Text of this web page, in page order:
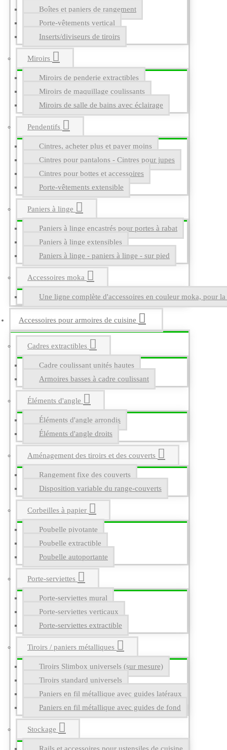
Boîtes et paniers de rangement
Porte-vêtements vertical
Inserts/diviseurs de tiroirs
Miroirs
Miroirs de penderie extractibles
Miroirs de maquillage coulissants
Miroirs de salle de bains avec éclairage
Pendentifs
Cintres, acheter plus et payer moins
Cintres pour pantalons - Cintres pour jupes
Cintres pour bottes et accessoires
Porte-vêtements extensible
Paniers à linge
Paniers à linge encastrés pour portes à rabat
Paniers à linge extensibles
Paniers à linge - paniers à linge - sur pied
Accessoires moka
Une ligne complète d'accessoires en couleur moka, pour
Accessoires pour armoires de cuisine
Cadres extractibles
Cadre coulissant unités hautes
Armoires basses à cadre coulissant
Éléments d'angle
Éléments d'angle arrondis
Éléments d'angle droits
Aménagement des tiroirs et des couverts
Rangement fixe des couverts
Disposition variable du range-couverts
Corbeilles à papier
Poubelle pivotante
Poubelle extractible
Poubelle autoportante
Porte-serviettes
Porte-serviettes mural
Porte-serviettes verticaux
Porte-serviettes extractible
Tiroirs / paniers métalliques
Tiroirs Slimbox universels (sur mesure)
Tiroirs standard universels
Paniers en fil métallique avec guides latéraux
Paniers en fil métallique avec guides de fond
Stockage